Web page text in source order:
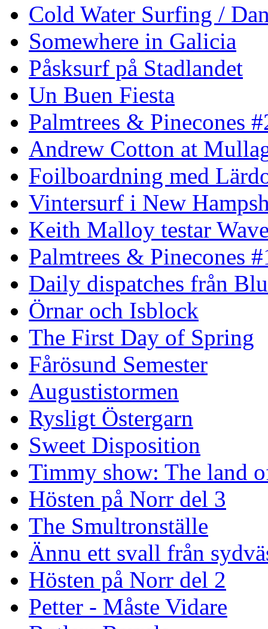
Cold Water Surfing /
Somewhere in Galicia
Påsksurf på Stadlandet
Un Buen Fiesta
Palmtrees & Pinecones
Andrew Cotton at
Foilboardning med
Vintersurf i New
Keith Malloy testar
Palmtrees & Pinecones
Daily dispatches från
Örnar och Isblock
The First Day of Spring
Fårösund Semester
Augustistormen
Rysligt Östergarn
Sweet Disposition
Timmy show: The land
Hösten på Norr del 3
The Smultronställe
Ännu ett svall från
Hösten på Norr del 2
Petter - Måste Vidare